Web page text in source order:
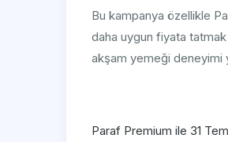
Bu kampanya özellikle
daha uygun fiyata tatmak
akşam yemeği deneyimi
Paraf Premium ile 31